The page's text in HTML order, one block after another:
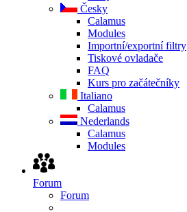
Česky
Calamus
Modules
Importní/exportní filtry
Tiskové ovladače
FAQ
Kurs pro začátečníky
Italiano
Calamus
Nederlands
Calamus
Modules
Forum
Forum